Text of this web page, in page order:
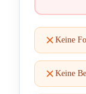
Keine
Keine